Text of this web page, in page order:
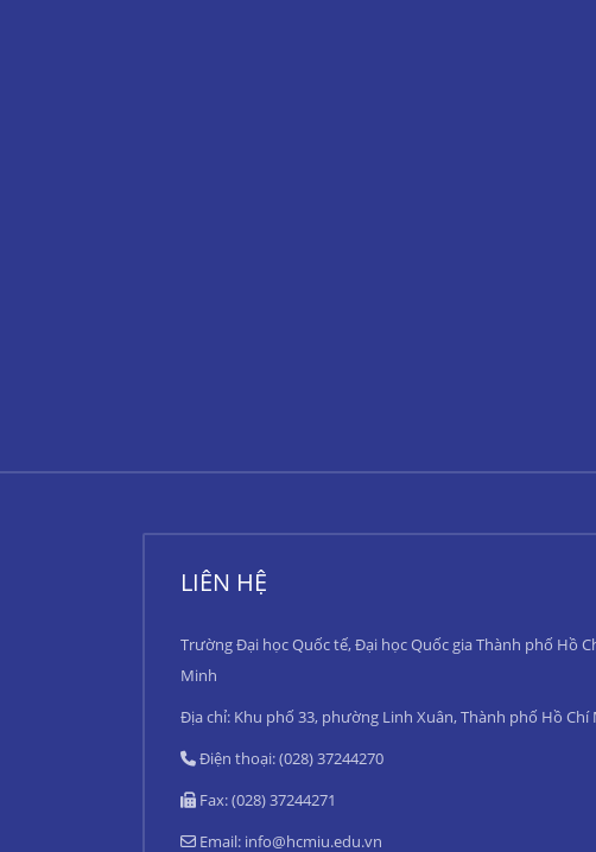
LIÊN HỆ
Trường Đại học Quốc tế, Đại học Quốc gia Thành phố Hồ
Minh
Địa chỉ: Khu phố 33, phường Linh Xuân, Thành phố Hồ Chí
Điện thoại: (028) 37244270
Fax: (028) 37244271
Email: info@hcmiu.edu.vn